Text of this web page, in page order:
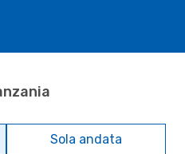
Sola andata